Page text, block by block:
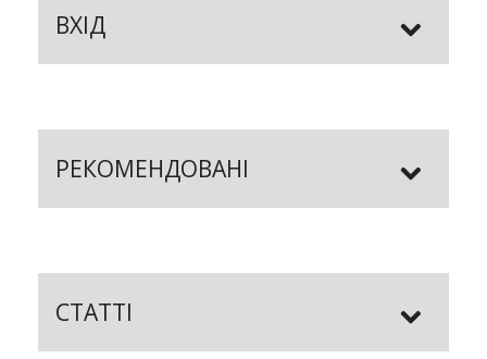
ВХІД
РЕКОМЕНДОВАНІ
СТАТТІ